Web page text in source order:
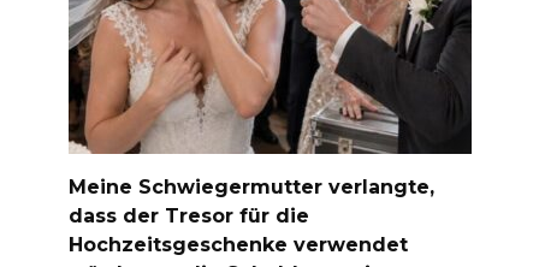
Meine Schwiegermutter verlangte,
dass der Tresor für die
Hochzeitsgeschenke verwendet